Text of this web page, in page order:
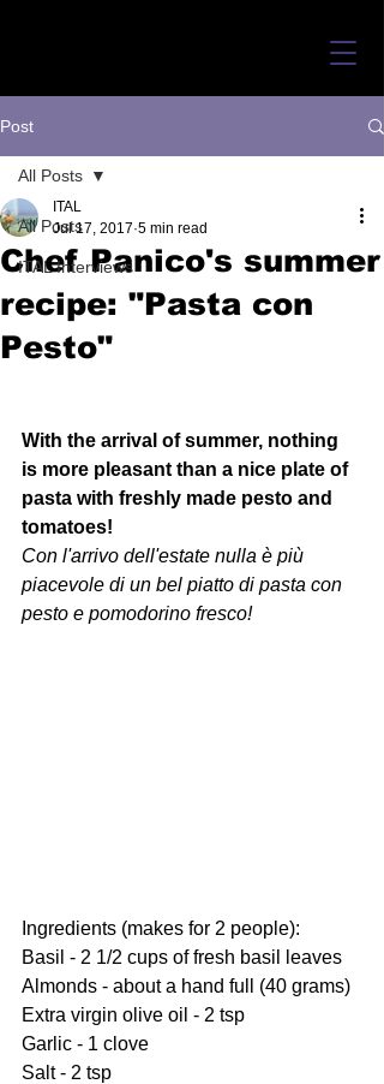
Post
All Posts
ITAL Interviews
All Posts
Chef Panico's summer
recipe: "Pasta con
Pesto"
ITAL
Jul 17, 2017 5 min read
With the arrival of summer, nothing
is more pleasant than a nice plate of
pasta with freshly made pesto and
tomatoes!
Con l'arrivo dell'estate nulla è più
piacevole di un bel piatto di pasta con
pesto e pomodorino fresco!
Ingredients (makes for 2 people):
Basil - 2 1/2 cups of fresh basil leaves
Almonds - about a hand full (40 grams)
Extra virgin olive oil - 2 tsp
Garlic - 1 clove
Salt - 2 tsp